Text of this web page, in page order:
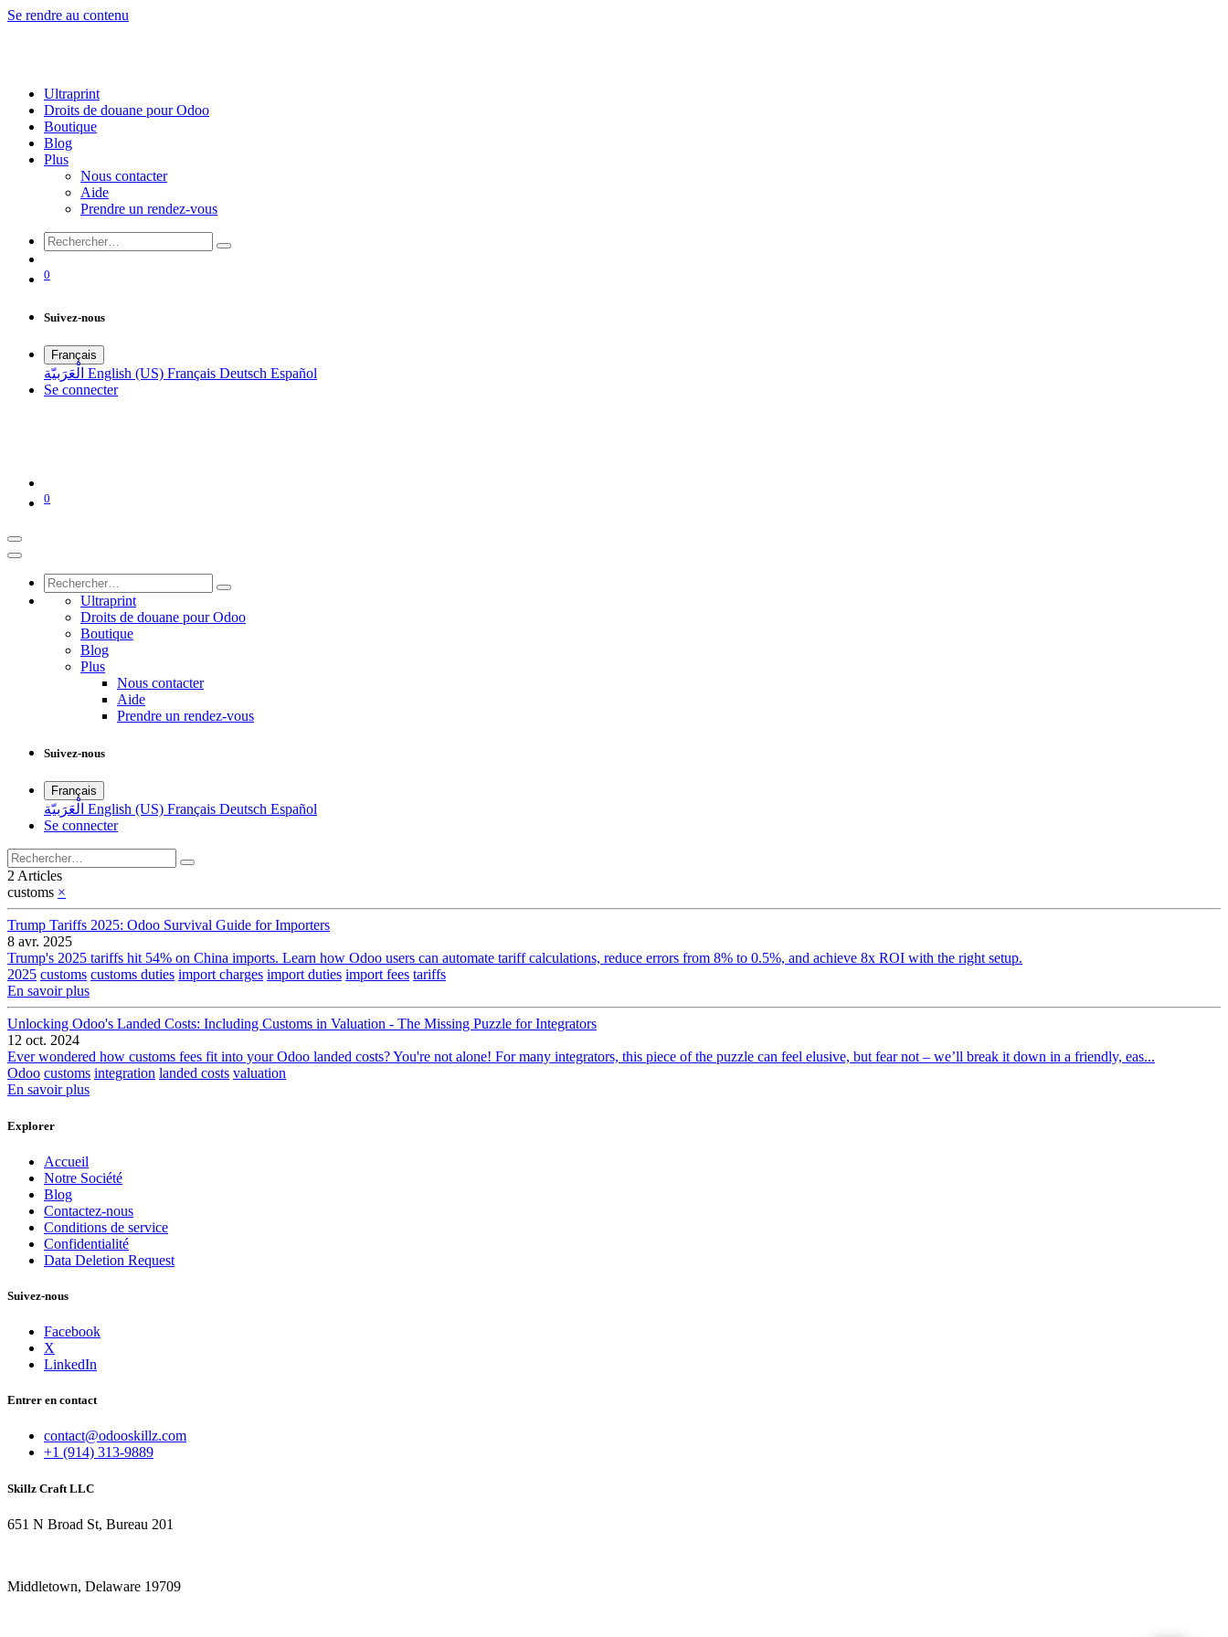
Se rendre au contenu
Ultraprint
Droits de douane pour Odoo
Boutique
Blog
Plus
Nous contacter
Aide
Prendre un rendez-vous
0
Suivez-nous
Français
الْعَرَبيّة English (US) Français Deutsch Español
Se connecter
0
Ultraprint
Droits de douane pour Odoo
Boutique
Blog
Plus
Nous contacter
Aide
Prendre un rendez-vous
Suivez-nous
Français
الْعَرَبيّة English (US) Français Deutsch Español
Se connecter
2 Articles
customs ×
Trump Tariffs 2025: Odoo Survival Guide for Importers
8 avr. 2025
Trump's 2025 tariffs hit 54% on China imports. Learn how Odoo users can automate tariff calculations, reduce errors from 8% to 0.5%, and achieve 8x ROI with the right setup.
2025 customs customs duties import charges import duties import fees tariffs
En savoir plus
Unlocking Odoo's Landed Costs: Including Customs in Valuation - The Missing Puzzle for Integrators
12 oct. 2024
Ever wondered how customs fees fit into your Odoo landed costs? You're not alone! For many integrators, this piece of the puzzle can feel elusive, but fear not – we’ll break it down in a friendly, eas...
Odoo customs integration landed costs valuation
En savoir plus
Explorer
Accueil
Notre Société
Blog
Contactez-nous
Conditions de service
Confidentialité
Data Deletion Request
Suivez-nous
Facebook
X
LinkedIn
Entrer en contact
contact@odooskillz.com
+1 (914) 313-9889
Skillz Craft LLC
651 N Broad St, Bureau 201
Middletown, Delaware 19709